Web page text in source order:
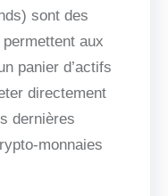
sont des
aux
panier d’actifs
directement
dernières
monnaies